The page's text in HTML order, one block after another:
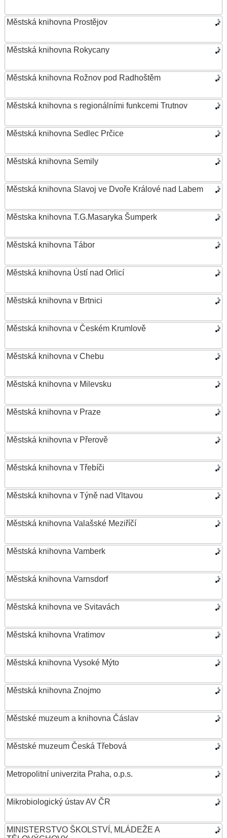
Městská knihovna Prostějov
Městská knihovna Rokycany
Městská knihovna Rožnov pod Radhoštěm
Městská knihovna s regionálními funkcemi Trutnov
Městská knihovna Sedlec Prčice
Městská knihovna Semily
Městská knihovna Slavoj ve Dvoře Králové nad Labem
Městska knihovna T.G.Masaryka Šumperk
Městská knihovna Tábor
Městská knihovna Ústí nad Orlicí
Městská knihovna v Brtnici
Městská knihovna v Českém Krumlově
Městská knihovna v Chebu
Městská knihovna v Milevsku
Městská knihovna v Praze
Městská knihovna v Přerově
Městská knihovna v Třebíči
Městská knihovna v Týně nad Vltavou
Městská knihovna Valašské Meziříčí
Městská knihovna Vamberk
Městská knihovna Varnsdorf
Městská knihovna ve Svitavách
Městská knihovna Vratimov
Městská knihovna Vysoké Mýto
Městská knihovna Znojmo
Městské muzeum a knihovna Čáslav
Městské muzeum Česká Třebová
Metropolitní univerzita Praha, o.p.s.
Mikrobiologický ústav AV ČR
MINISTERSTVO ŠKOLSTVÍ, MLÁDEŽE A